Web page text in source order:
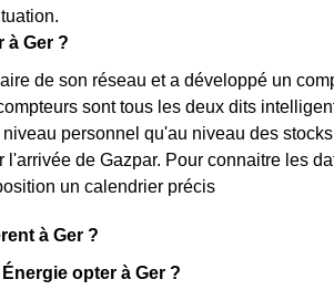
à Ger ?
de son réseau et a développé un
sont tous les deux dits
personnel qu'au niveau des
de Gazpar. Pour connaitre les
un calendrier précis
à Ger ?
opter à Ger ?